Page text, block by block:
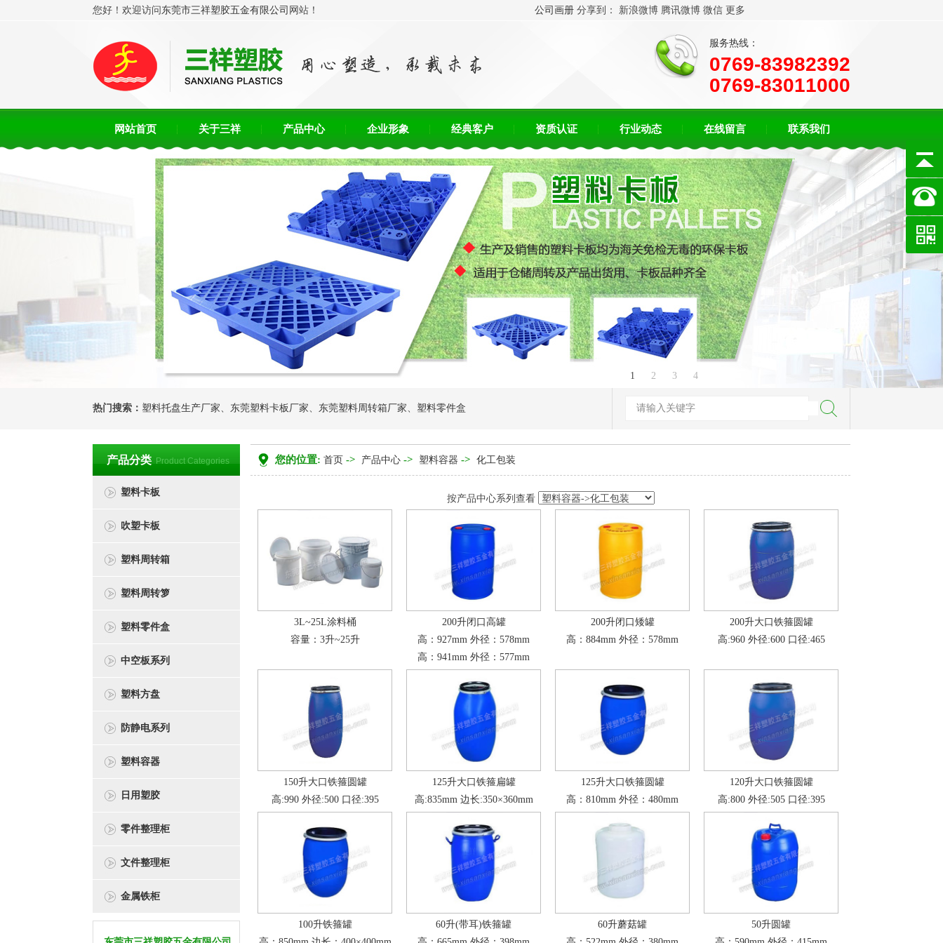
您好！欢迎访问 东莞市三祥塑胶五金有限公司 网站！ 公司画册 分享到： 新浪微博 腾讯微博 微信 更多
服务热线：
0769-83982392
0769-83011000
网站首页 关于三祥 产品中心 企业形象 经典客户 资质认证 行业动态 在线留言 联系我们
热门搜索： 塑料托盘生产厂家、 东莞塑料卡板厂家、 东莞塑料周转箱厂家、 塑料零件盒
1 2 3 4
产品分类 Product Categories
塑料卡板
吹塑卡板
塑料周转箱
塑料周转箩
塑料零件盒
中空板系列
塑料方盘
防静电系列
塑料容器
日用塑胶
零件整理柜
文件整理柜
金属铁柜
您的位置: 首页 -> 产品中心 -> 塑料容器 -> 化工包装
按产品中心系列查看
3L~25L涂料桶
容量：3升~25升
200升闭口高罐
高：927mm 外径：578mm
高：941mm 外径：577mm
200升闭口矮罐
高：884mm 外径：578mm
200升大口铁箍圆罐
高:960 外径:600 口径:465
150升大口铁箍圆罐
高:990 外径:500 口径:395
125升大口铁箍扁罐
高:835mm 边长:350×360mm
125升大口铁箍圆罐
高：810mm 外径：480mm
120升大口铁箍圆罐
高:800 外径:505 口径:395
100升铁箍罐
60升(带耳)铁箍罐
60升蘑菇罐
50升圆罐